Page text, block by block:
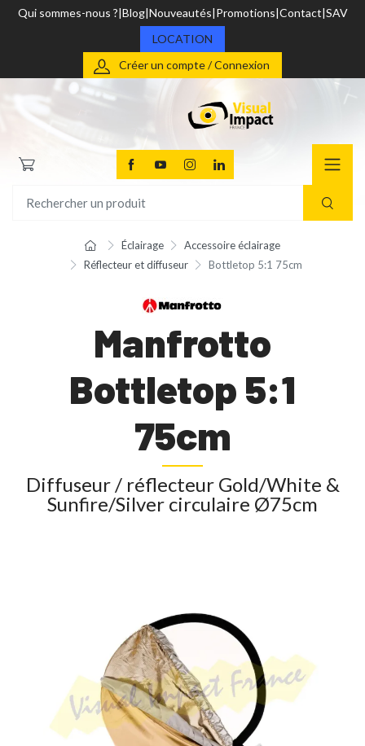
Qui sommes-nous ? Blog Nouveautés Promotions Contact SAV
LOCATION
Créer un compte / Connexion
Éclairage
Accessoire éclairage
Réflecteur et diffuseur
Bottletop 5:1 75cm
Manfrotto
Bottletop 5:1
75cm
Diffuseur / réflecteur Gold/White &
Sunfire/Silver circulaire Ø75cm